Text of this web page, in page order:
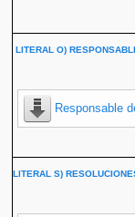
LITERAL O)
Responsable
LITERAL S)